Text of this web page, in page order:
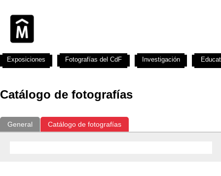
Catálogo de fotografías
General Catálogo de fotografías
Exposiciones Fotografías del CdF Investigación